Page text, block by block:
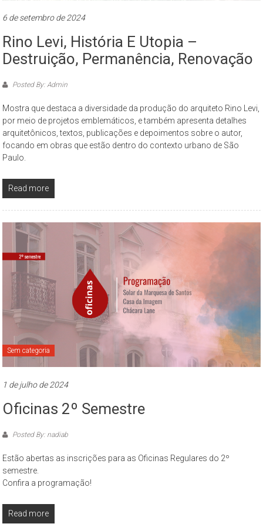
Paulo,
compreendendo
os
aspectos
da
contemporânea
a
partir
da
cultural
ambiental.
6 de setembro de 2024
Rino Levi, História E Utopia –
Destruição, Permanência, Renovação
Posted By: Admin
Mostra que destaca a diversidade da produção do arquiteto Rino Levi,
por meio de projetos emblemáticos, e também apresenta detalhes
arquitetônicos, textos, publicações e depoimentos sobre o autor,
focando em obras que estão dentro do contexto urbano de São
Paulo.
Read more
Sem categoria
1 de julho de 2024
Oficinas 2º Semestre
Posted By: nadiab
Estão abertas as inscrições para as Oficinas Regulares do 2º
semestre.
Confira a programação!
Read more